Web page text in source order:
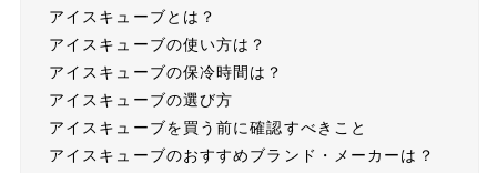
アイスキューブとは？
アイスキューブの使い方は？
アイスキューブの保冷時間は？
アイスキューブの選び方
アイスキューブを買う前に確認すべきこと
アイスキューブのおすすめブランド・メーカーは？